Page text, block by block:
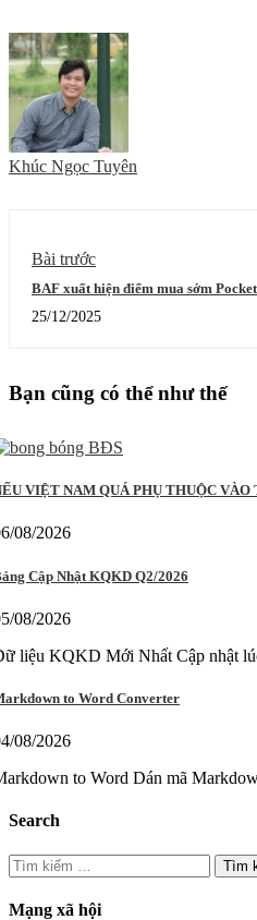
Khúc Ngọc Tuyên
Bài trước
BAF xuất hiện điểm mua sớm
25/12/2025
Bạn cũng có thể như thế
VIỆT NAM QUÁ PHỤ THUỘC
08/2026
Cập Nhật KQKD Q2/2026
08/2026
liệu KQKD Mới Nhất Cập nhật
to Word Converter
08/2026
to Word Dán mã
Search
Tìm
kiếm
cho:
Mạng xã hội